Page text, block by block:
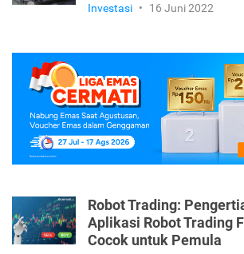
Investasi • 16 Juni 2022
Robot Trading:
Aplikasi Robot Trading
Cocok untuk Pemula